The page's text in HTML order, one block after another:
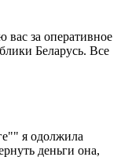
вас за оперативное
Беларусь. Все
я одолжила
деньги она,